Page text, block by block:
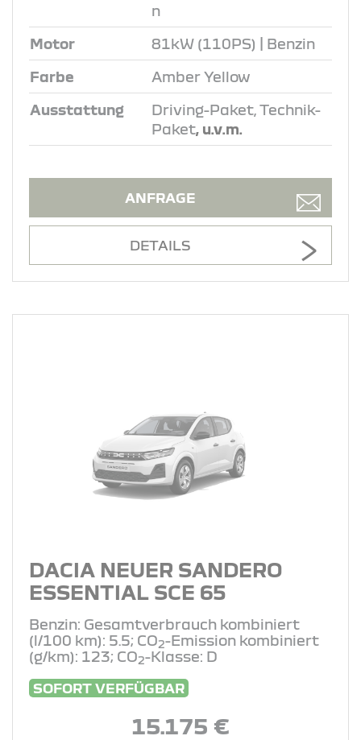
n
Motor 81kW (110PS) | Benzin
Farbe Amber Yellow
Ausstattung
Driving-Paket, Technik-
Paket, u.v.m.
ANFRAGE
DETAILS
DACIA NEUER SANDERO
ESSENTIAL SCE 65
Benzin: Gesamtverbrauch kombiniert
(l/100 km): 5.5; CO2-Emission kombiniert
(g/km): 123; CO2-Klasse: D
SOFORT VERFÜGBAR
15.175 €